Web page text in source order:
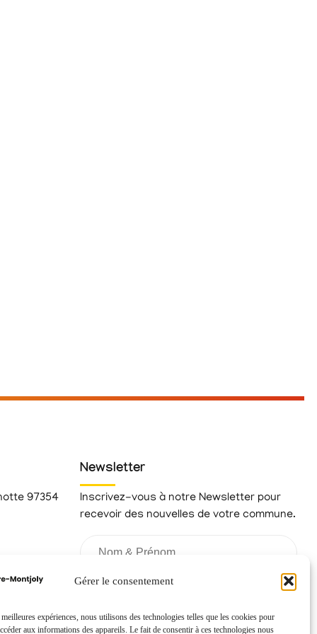
Gérer le consentement
expériences, nous utilisons des technologies telles que les cookies pour
aux informations des appareils. Le fait de consentir à ces technologies nous
97354
Newsletter
Inscrivez-vous à notre Newsletter pour
recevoir des nouvelles de votre commune.